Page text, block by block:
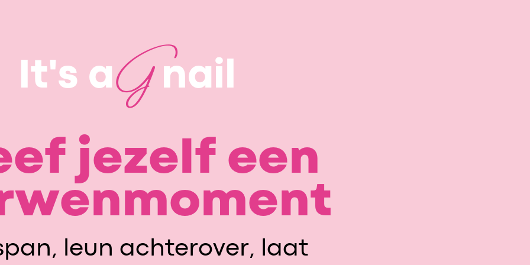
It's aG nail
jezelf een
leun achterover, laat